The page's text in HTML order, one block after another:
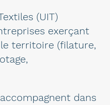
(UIT)
exerçant
territoire (filature,
dans